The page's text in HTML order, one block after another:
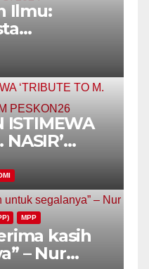
Ilmu:
Ke-26
ISTIMEWA
NASIR’
MPP
kasih
– Nur